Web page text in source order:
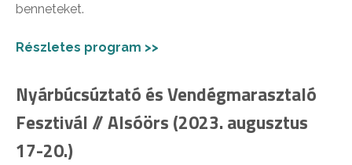
benneteket.
Részletes program >>
Nyárbúcsúztató és Vendégmarasztaló
Fesztivál // Alsóörs (2023. augusztus
17-20.)